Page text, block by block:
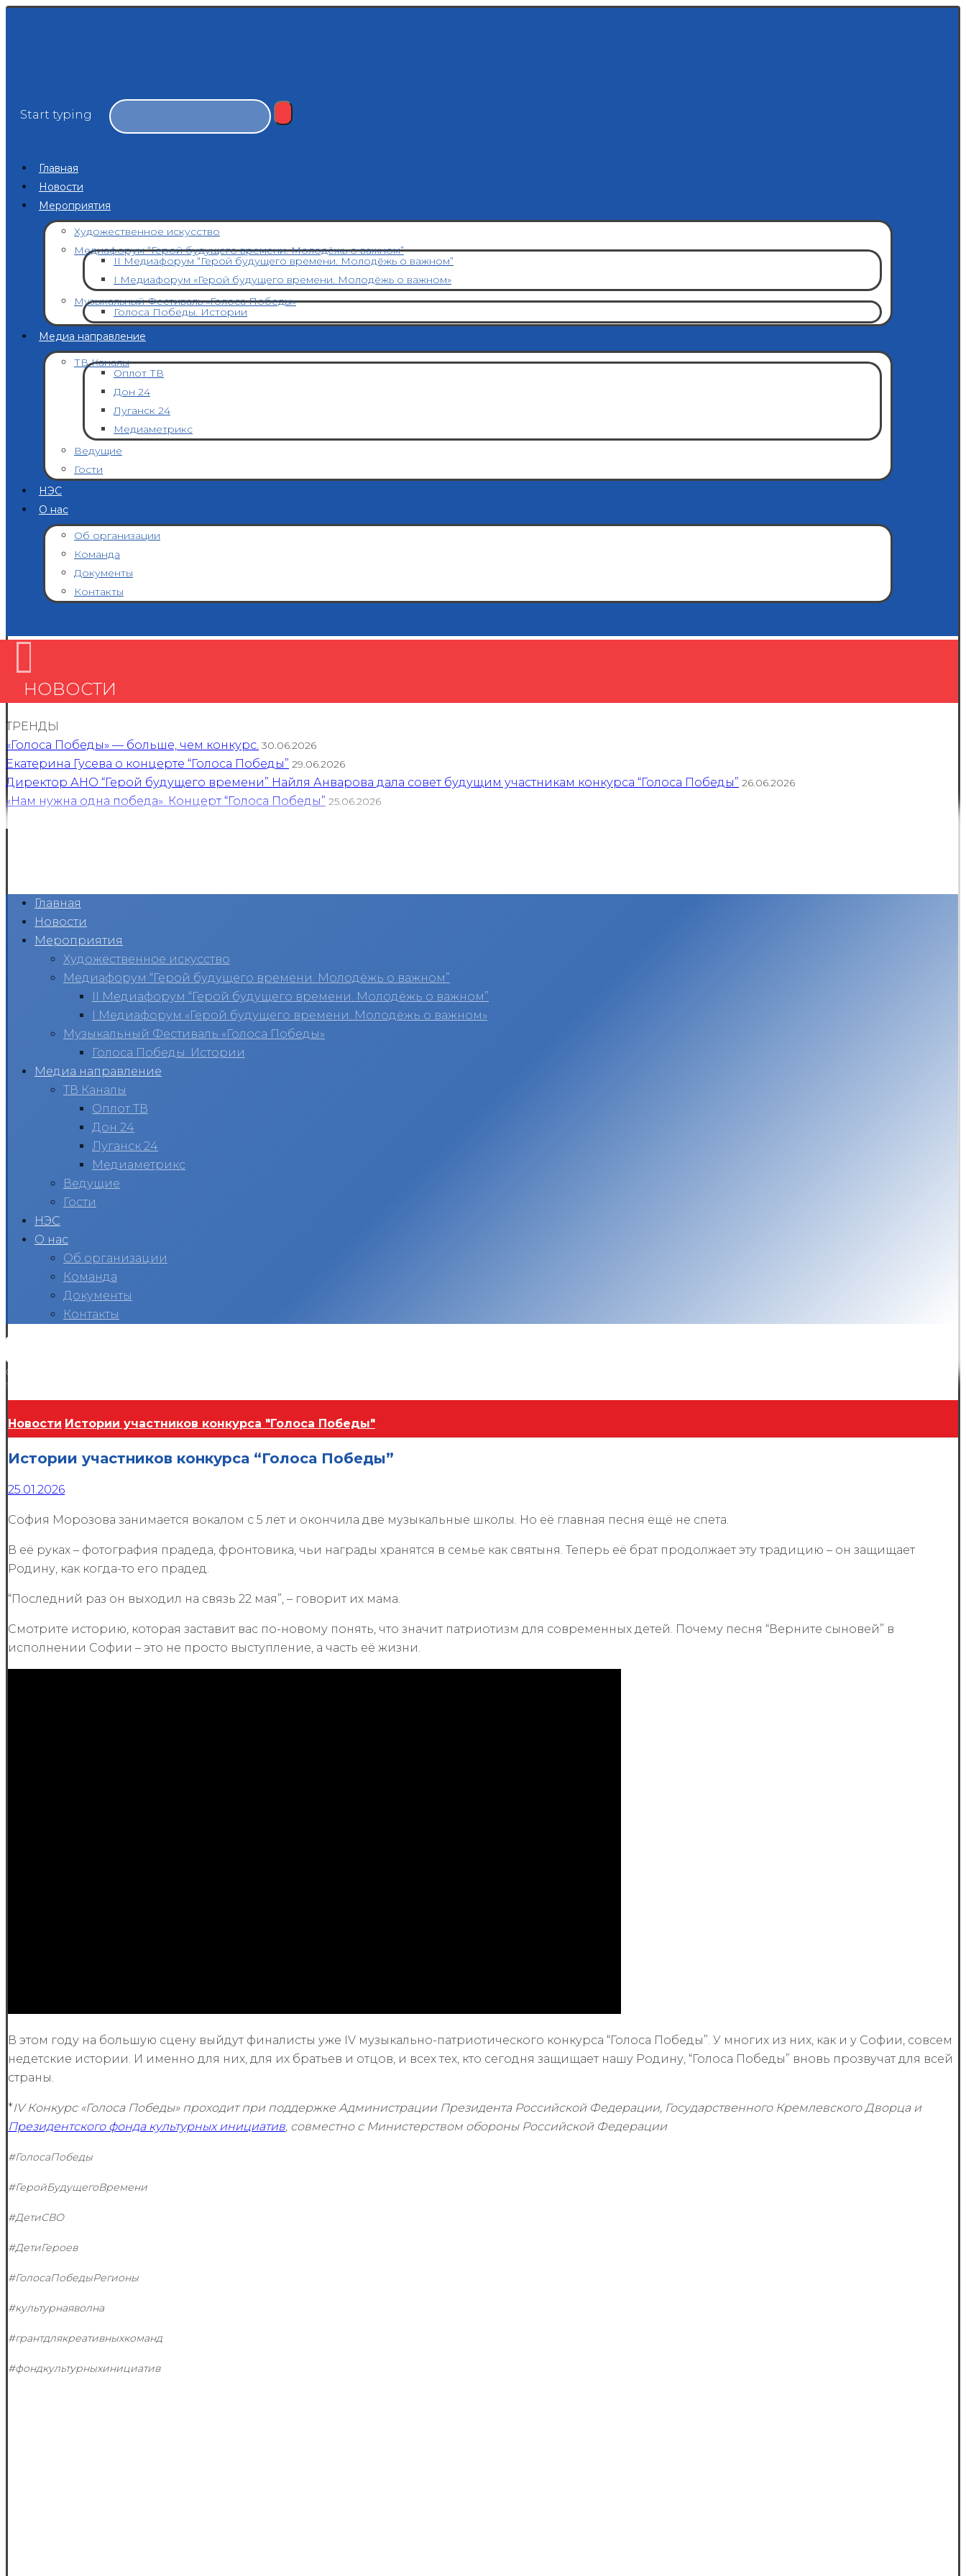
Start typing
Главная
Новости
Мероприятия
Художественное искусство
Медиафорум “Герой будущего времени. Молодёжь о важном”
II Медиафорум “Герой будущего времени. Молодёжь о важном”
I Медиафорум «Герой будущего времени. Молодёжь о важном»
Музыкальный Фестиваль «Голоса Победы»
Голоса Победы. Истории
Медиа направление
ТВ Каналы
Оплот ТВ
Дон 24
Луганск 24
Медиаметрикс
Ведущие
Гости
НЭС
О нас
Об организации
Команда
Документы
Контакты
НОВОСТИ
ТРЕНДЫ
«Голоса Победы» — больше, чем конкурс. 30.06.2026
Екатерина Гусева о концерте “Голоса Победы” 29.06.2026
Директор АНО “Герой будущего времени” Найля Анварова дала совет будущим участникам конкурса “Голоса Победы” 26.06.2026
«Нам нужна одна победа». Концерт “Голоса Победы” 25.06.2026
Главная
Новости
Мероприятия
Художественное искусство
Медиафорум “Герой будущего времени. Молодёжь о важном”
II Медиафорум “Герой будущего времени. Молодёжь о важном”
I Медиафорум «Герой будущего времени. Молодёжь о важном»
Музыкальный Фестиваль «Голоса Победы»
Голоса Победы. Истории
Медиа направление
ТВ Каналы
Оплот ТВ
Дон 24
Луганск 24
Медиаметрикс
Ведущие
Гости
НЭС
О нас
Об организации
Команда
Документы
Контакты
Copyright © 2026
Новости Истории участников конкурса "Голоса Победы"
Истории участников конкурса “Голоса Победы”
25.01.2026
София Морозова занимается вокалом с 5 лет и окончила две музыкальные школы. Но её главная песня ещё не спета.
В её руках – фотография прадеда, фронтовика, чьи награды хранятся в семье как святыня. Теперь её брат продолжает эту традицию – он защищает
Родину, как когда-то его прадед.
“Последний раз он выходил на связь 22 мая”, – говорит их мама.
Смотрите историю, которая заставит вас по-новому понять, что значит патриотизм для современных детей. Почему песня “Верните сыновей” в
исполнении Софии – это не просто выступление, а часть её жизни.
В этом году на большую сцену выйдут финалисты уже IV музыкально-патриотического конкурса “Голоса Победы”. У многих из них, как и у Софии, совсем
недетские истории. И именно для них, для их братьев и отцов, и всех тех, кто сегодня защищает нашу Родину, “Голоса Победы” вновь прозвучат для всей
страны.
*IV Конкурс «Голоса Победы» проходит при поддержке Администрации Президента Российской Федерации, Государственного Кремлевского Дворца и
Президентского фонда культурных инициатив, совместно с Министерством обороны Российской Федерации
#ГолосаПобеды
#ГеройБудущегоВремени
#ДетиСВО
#ДетиГероев
#ГолосаПобедыРегионы
#культурнаяволна
#грантдлякреативныхкоманд
#фондкультурныхинициатив